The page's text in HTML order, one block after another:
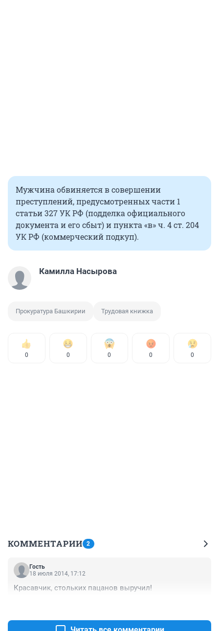
Мужчина обвиняется в совершении
преступлений, предусмотренных части 1
статьи 327 УК РФ (подделка официального
документа и его сбыт) и пункта «в» ч. 4 ст. 204
УК РФ (коммерческий подкуп).
Камилла Насырова
Прокуратура Башкирии Трудовая книжка
0 0 0 0 0
КОММЕНТАРИИ 2
Гость
18 июля 2014, 17:12
Красавчик, стольких пацанов выручил!